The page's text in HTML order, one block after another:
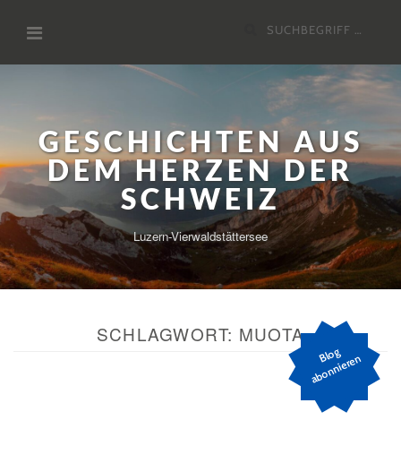
Inhalt
Suchen
GESCHICHTEN AUS
DEM HERZEN DER
SCHWEIZ
Luzern-Vierwaldstättersee
Bl
o
g
a
b
o
n
ni
er
e
n
SCHLAGWORT: MUOTA